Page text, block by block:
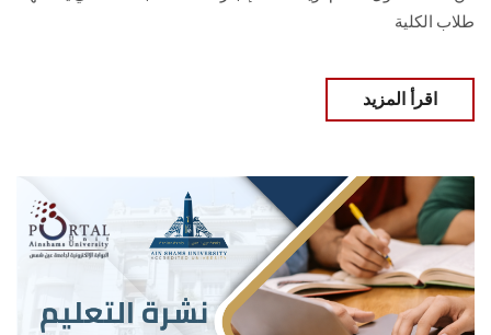
طلاب الكلية
اقرأ المزيد